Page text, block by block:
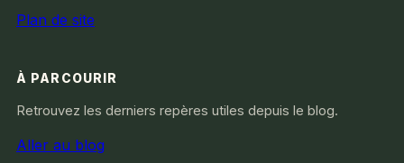
Plan de site
À PARCOURIR
Retrouvez les derniers repères utiles depuis le blog.
Aller au blog